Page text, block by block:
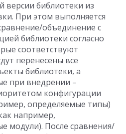
версии библиотеки из
При этом выполняется
объединение с
библиотеки согласно
соответствуют
перенесены все
библиотеки, а
при внедрении –
конфигурации
определяемые типы)
например,
модули). После сравнения/